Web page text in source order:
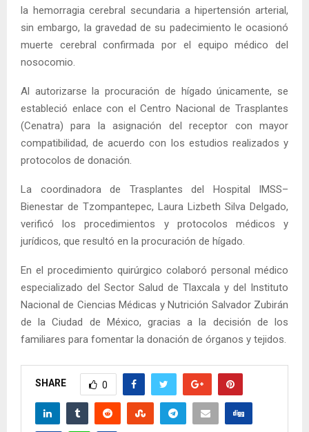
la hemorragia cerebral secundaria a hipertensión arterial,
sin embargo, la gravedad de su padecimiento le ocasionó
muerte cerebral confirmada por el equipo médico del
nosocomio.
Al autorizarse la procuración de hígado únicamente, se
estableció enlace con el Centro Nacional de Trasplantes
(Cenatra) para la asignación del receptor con mayor
compatibilidad, de acuerdo con los estudios realizados y
protocolos de donación.
La coordinadora de Trasplantes del Hospital IMSS–
Bienestar de Tzompantepec, Laura Lizbeth Silva Delgado,
verificó los procedimientos y protocolos médicos y
jurídicos, que resultó en la procuración de hígado.
En el procedimiento quirúrgico colaboró personal médico
especializado del Sector Salud de Tlaxcala y del Instituto
Nacional de Ciencias Médicas y Nutrición Salvador Zubirán
de la Ciudad de México, gracias a la decisión de los
familiares para fomentar la donación de órganos y tejidos.
SHARE 0